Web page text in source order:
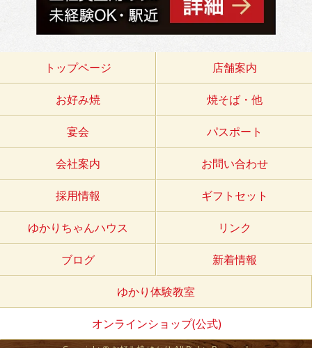
トップページ 店舗案内
お好み焼 焼そば・他
宴会 パスポート
会社案内 お問い合わせ
採用情報 ギフトセット
ゆかりちゃんハウス リンク
ブログ 新着情報
ゆかり体験教室
オンラインショップ(公式)